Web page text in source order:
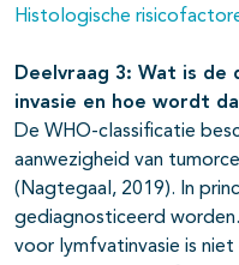
Histologische
Deelvraag 3: Wat is
invasie en hoe wordt
De WHO-classificatie
aanwezigheid van
(Nagtegaal, 2019). In
gediagnosticeerd
voor lymfvatinvasie is